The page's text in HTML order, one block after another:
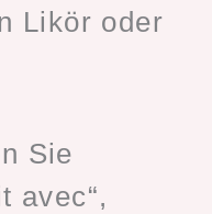
Likör oder
Sie
avec“,